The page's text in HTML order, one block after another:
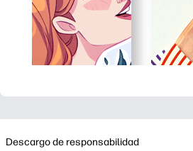
Descargo de responsabilidad